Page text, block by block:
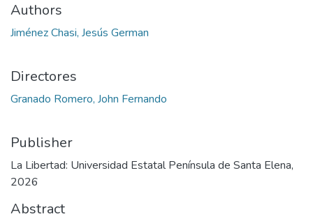
Authors
Jiménez Chasi, Jesús German
Directores
Granado Romero, John Fernando
Publisher
La Libertad: Universidad Estatal Península de Santa Elena,
2026
Abstract